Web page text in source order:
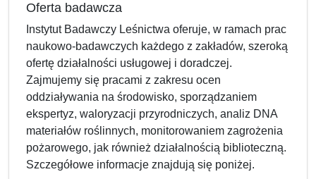
Oferta badawcza
Instytut Badawczy Leśnictwa oferuje, w ramach prac
naukowo-badawczych każdego z zakładów, szeroką
ofertę działalności usługowej i doradczej.
Zajmujemy się pracami z zakresu ocen
oddziaływania na środowisko, sporządzaniem
ekspertyz, waloryzacji przyrodniczych, analiz DNA
materiałów roślinnych, monitorowaniem zagrożenia
pożarowego, jak również działalnością biblioteczną.
Szczegółowe informacje znajdują się poniżej.